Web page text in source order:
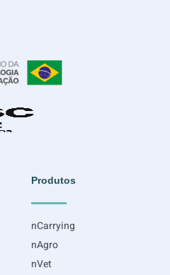
Produtos
nCarrying
nAgro
nVet